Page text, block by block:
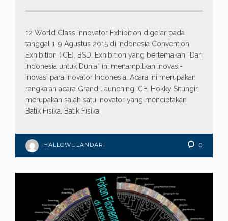
12 World Class Innovator Exhibition digelar pada
tanggal 1-9 Agustus 2015 di Indonesia Convention
Exhibition (ICE), BSD. Exhibition yang bertemakan “Dari
Indonesia untuk Dunia” ini menampilkan inovasi-
inovasi para Inovator Indonesia. Acara ini merupakan
rangkaian acara Grand Launching ICE. Hokky Situngir,
merupakan salah satu Inovator yang menciptakan
Batik Fisika. Batik Fisika
HALLOWULANDARI 0